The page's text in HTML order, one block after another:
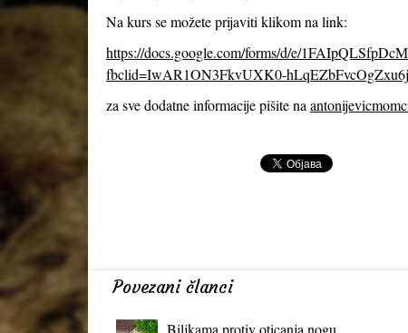
Na kurs se možete prijaviti klikom na link:
https://docs.google.com/forms/d/e/
fbclid=IwAR1ON3FkvUXK0-
za sve dodatne informacije pišite na
Povezani članci
Biljkama protiv oticanja nogu